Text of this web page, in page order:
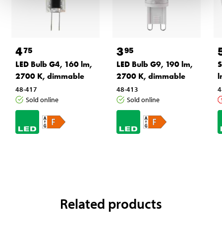
475
LED Bulb G4, 160 lm,
2700 K, dimmable
48-417
Sold online
395
LED Bulb G9, 190 lm,
2700 K, dimmable
48-413
Sold online
Related products